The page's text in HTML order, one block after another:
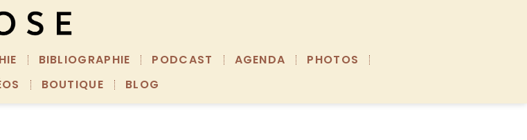
BIBLIOGRAPHIE PODCAST AGENDA
PHOTOS
BOUTIQUE BLOG